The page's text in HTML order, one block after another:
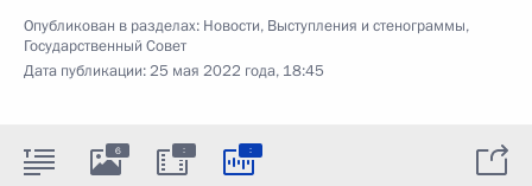
Опубликован в разделах: Новости, Выступления и стенограммы,
Государственный Совет
Дата публикации:25 мая 2022 года, 18:45
6 : :